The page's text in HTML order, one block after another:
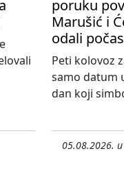
poruku
Marušić i
odali
Peti kolovoz
samo datum
dan koji
05.08.2026.